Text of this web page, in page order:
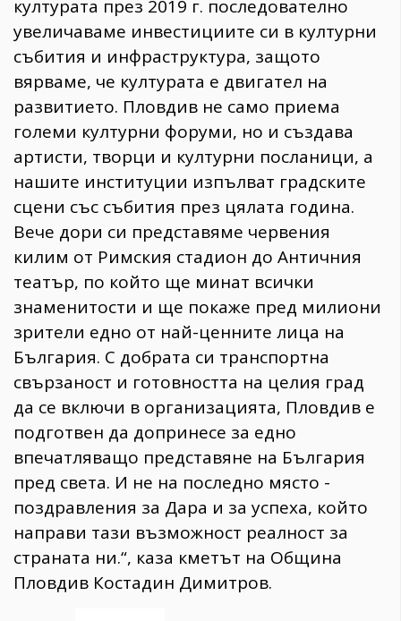
културата през 2019 г. последователно
увеличаваме инвестициите си в културни
събития и инфраструктура, защото
вярваме, че културата е двигател на
развитието. Пловдив не само приема
големи културни форуми, но и създава
артисти, творци и културни посланици, а
нашите институции изпълват градските
сцени със събития през цялата година.
Вече дори си представяме червения
килим от Римския стадион до Античния
театър, по който ще минат всички
знаменитости и ще покаже пред милиони
зрители едно от най-ценните лица на
България. С добрата си транспортна
свързаност и готовността на целия град
да се включи в организацията, Пловдив е
подготвен да допринесе за едно
впечатляващо представяне на България
пред света. И не на последно място -
поздравления за Дара и за успеха, който
направи тази възможност реалност за
страната ни.“, каза кметът на Община
Пловдив Костадин Димитров.